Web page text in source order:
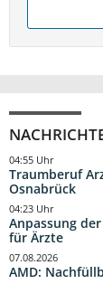
Traumberuf
Osnabrück
04:55 Uhr
Anpassung
für Ärzte
04:23 Uhr
AMD:
07.08.2026